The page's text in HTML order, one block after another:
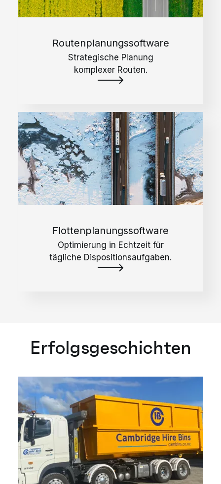
Routenplanungssoftware
Strategische Planung
komplexer Routen.
Flottenplanungssoftware
Optimierung in Echtzeit für
tägliche Dispositionsaufgaben.
Erfolgsgeschichten